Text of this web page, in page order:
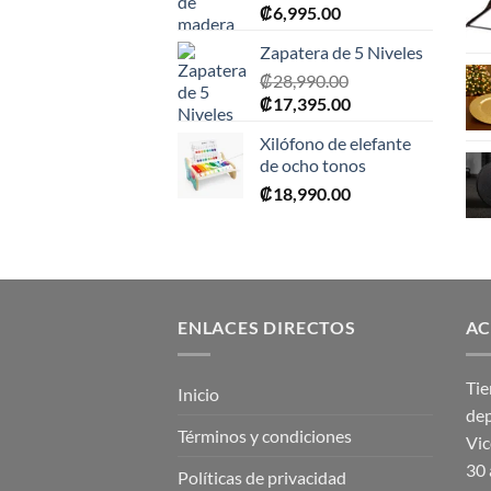
₡6,995.00
Zapatera de 5 Niveles
₡28,990.00
El
original
era:
₡28,990.00.
₡17,395.00El
actual
es:
₡17,395.00.
Xilófono de elefante
de ocho tonos
₡18,990.00
ENLACES DIRECTOS
Inicio
Términos y condiciones
Políticas de privacidad
30